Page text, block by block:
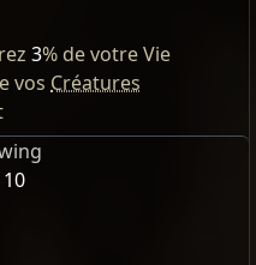
3% de votre Vie
vos Créatures